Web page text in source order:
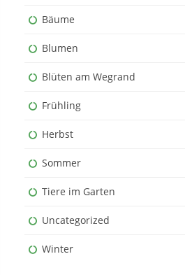
Bäume
Blumen
Blüten am Wegrand
Frühling
Herbst
Sommer
Tiere im Garten
Uncategorized
Winter